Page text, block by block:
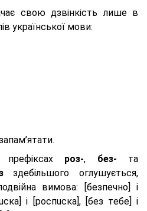
свою дзвінкість лише в
української мови:
роз-, без- та
здебільшого оглушується,
вимова: [безпeчно] і
і [роспuска], [без тeбе] і